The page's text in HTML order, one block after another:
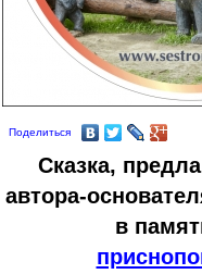
Поделиться
Сказка,
автора-
в